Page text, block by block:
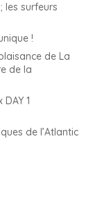
les surfeurs
!
de La
de la
1
de l’Atlantic